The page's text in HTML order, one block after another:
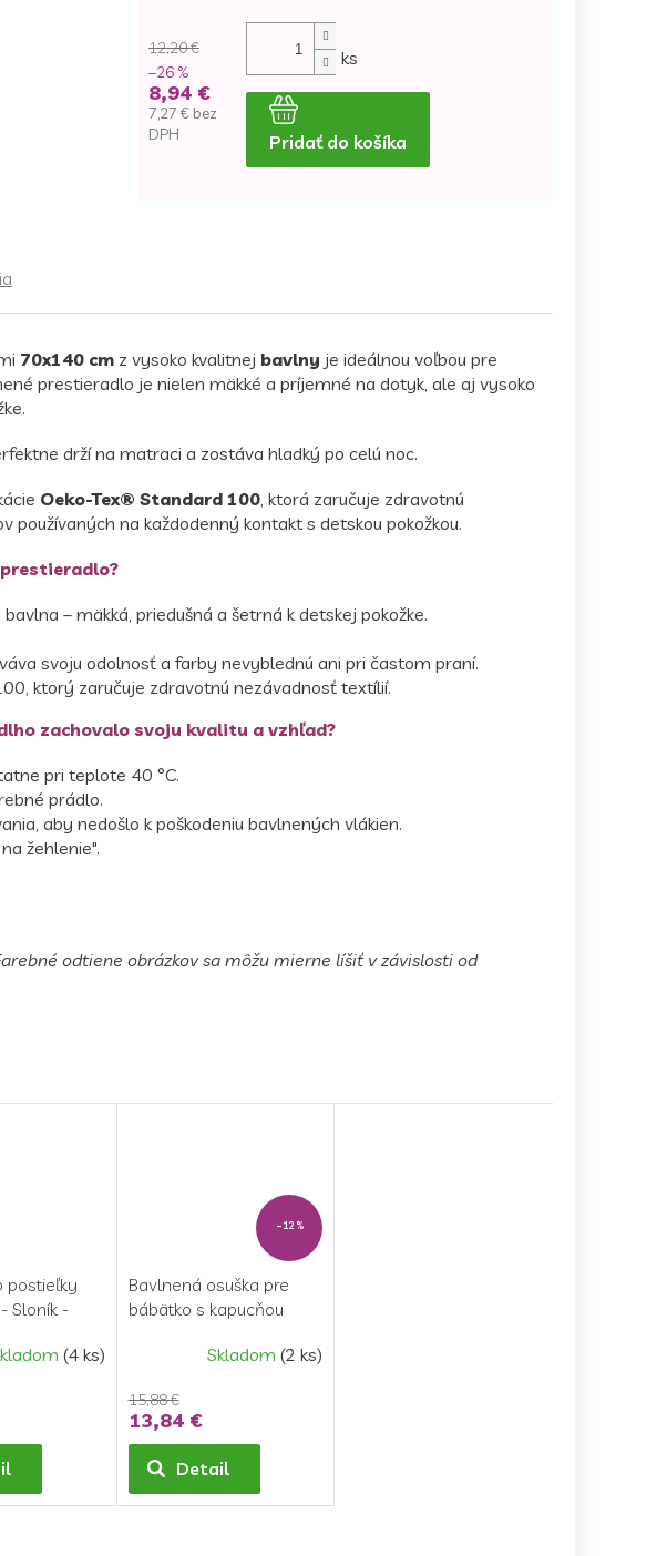
12,20 €
–26 %
8,94 €
7,27 € bez
DPH
ks
Pridať do košíka
70x140 cm z vysoko kvalitnej bavlny je ideálnou voľbou pre
prestieradlo je nielen mäkké a príjemné na dotyk, ale aj vysoko
drží na matraci a zostáva hladký po celú noc.
Oeko-Tex® Standard 100, ktorá zaručuje zdravotnú
na každodenný kontakt s detskou pokožkou.
– mäkká, priedušná a šetrná k detskej pokožke.
svoju odolnosť a farby nevyblednú ani pri častom praní.
ktorý zaručuje zdravotnú nezávadnosť textílií.
zachovalo svoju kvalitu a vzhľad?
pri teplote 40 °C.
prádlo.
aby nedošlo k poškodeniu bavlnených vlákien.
žehlenie".
odtiene obrázkov sa môžu mierne líšiť v závislosti od
postieľky
Sloník -
(4 ks)
–12 %
Bavlnená osuška pre
bábätko s kapucňou
Skladom(2 ks)
15,88 €
13,84 €
Detail